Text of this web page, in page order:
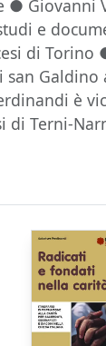
● Giovanni
e
di
san
è
di Terni-